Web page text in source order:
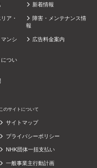
ア・
ンシ
つい
新着情報
障害・メンテナンス情
報
広告料金案内
このサイトについて
サイトマップ
プライバシーポリシー
NHK団体一括支払い
一般事業主行動計画